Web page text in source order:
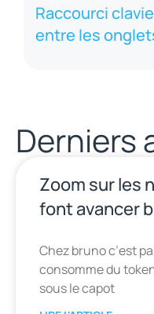
Raccourci
entre les
Derniers
Zoom sur les
font avancer
Chez bruno c’est
consomme du
sous le capot